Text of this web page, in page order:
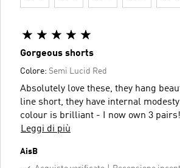
Gorgeous shorts
Colore: Semi Lucid Red
Absolutely love these, they hang
line short, they have internal
colour is brilliant - I now own 3 pairs!
Leggi di più
AisB